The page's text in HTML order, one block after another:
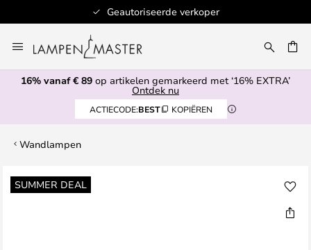
Lagerartikelen worden binnen 1
naar
de
inhoud
16% vanaf € 89 op artikelen gemarkeerd met ‘16% EXTRA’
Ontdek nu
ACTIECODE:BEST KOPIËREN
Wandlampen
SUMMER DEAL
Ga
naar